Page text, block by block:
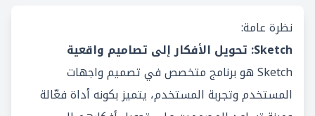
نظرة عامة:
Sketch: تحويل الأفكار إلى تصاميم واقعية
Sketch هو برنامج متخصص في تصميم واجهات
المستخدم وتجربة المستخدم، يتميز بكونه أداة فعّالة